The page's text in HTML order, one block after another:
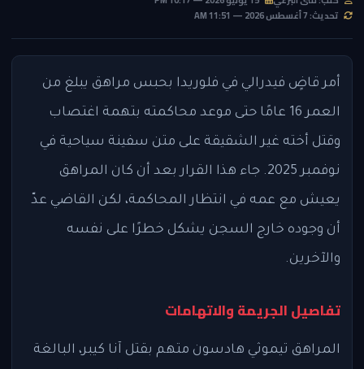
تحديث: 7 أغسطس 2026 — 11:51 AM
أمر قاضٍ فيدرالي في فلوريدا بحبس مراهق يبلغ من
العمر 16 عامًا حتى موعد محاكمته بتهمة اغتصاب
وقتل أخته غير الشقيقة على متن سفينة سياحية في
نوفمبر 2025. جاء هذا القرار بعد أن كان المراهق
يعيش مع عمه في انتظار المحاكمة، لكن القاضي عدّ
أن وجوده خارج السجن يشكل خطرًا على نفسه
والآخرين.
تفاصيل الجريمة والاتهامات
المراهق تيموثي هادسون متهم بقتل آنا كيبر، البالغة